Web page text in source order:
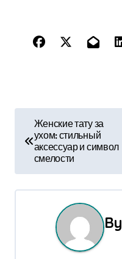
в
и
Женские тату за
ухом: стильный
аксессуар и символ
смелости
By